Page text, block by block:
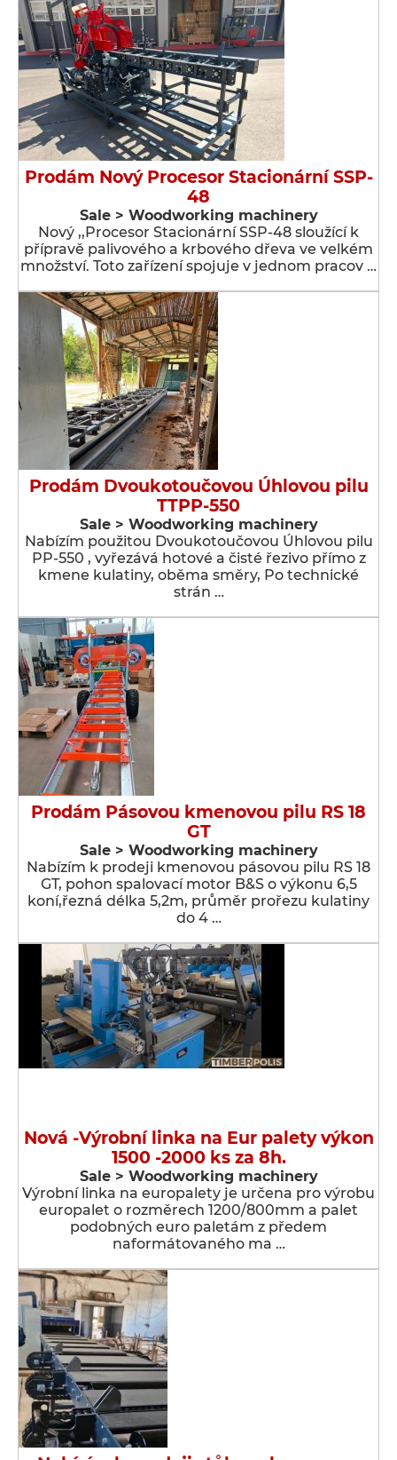
Prodám Nový Procesor Stacionární SSP-
48
Sale > Woodworking machinery
Nový ,,Procesor Stacionární SSP-48 sloužící k
přípravě palivového a krbového dřeva ve velkém
množství. Toto zařízení spojuje v jednom pracov …
Prodám Dvoukotoučovou Úhlovou pilu
TTPP-550
Sale > Woodworking machinery
Nabízím použitou Dvoukotoučovou Úhlovou pilu
PP-550 , vyřezává hotové a čisté řezivo přímo z
kmene kulatiny, oběma směry, Po technické
strán …
Prodám Pásovou kmenovou pilu RS 18
GT
Sale > Woodworking machinery
Nabízím k prodeji kmenovou pásovou pilu RS 18
GT, pohon spalovací motor B&S o výkonu 6,5
koní,řezná délka 5,2m, průměr prořezu kulatiny
do 4 …
Nová -Výrobní linka na Eur palety výkon
1500 -2000 ks za 8h.
Sale > Woodworking machinery
Výrobní linka na europalety je určena pro výrobu
europalet o rozměrech 1200/800mm a palet
podobných euro paletám z předem
naformátovaného ma …